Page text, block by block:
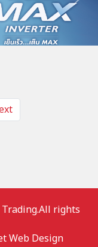
Next
rights
Web Design